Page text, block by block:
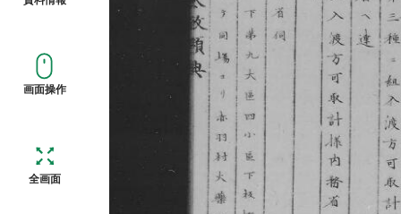
画面操作
全画面